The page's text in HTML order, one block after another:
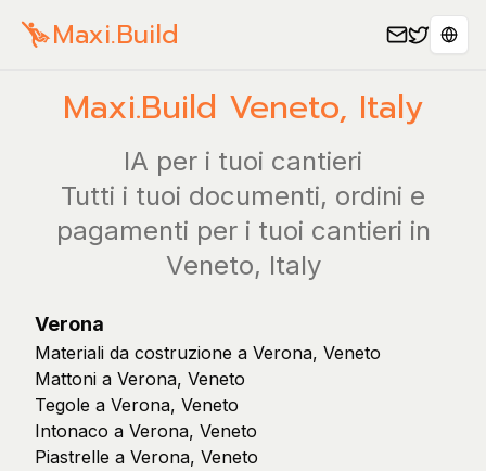
Maxi.Build
Maxi.Build Veneto, Italy
IA per i tuoi cantieri
Tutti i tuoi documenti, ordini e
pagamenti per i tuoi cantieri in
Veneto, Italy
Verona
Materiali da costruzione a Verona, Veneto
Mattoni a Verona, Veneto
Tegole a Verona, Veneto
Intonaco a Verona, Veneto
Piastrelle a Verona, Veneto